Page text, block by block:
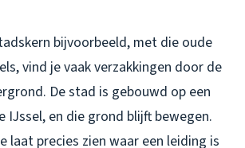
bijvoorbeeld, met die oude
vind je vaak verzakkingen door de
De stad is gebouwd op een
IJssel, en die grond blijft bewegen.
laat precies zien waar een leiding is